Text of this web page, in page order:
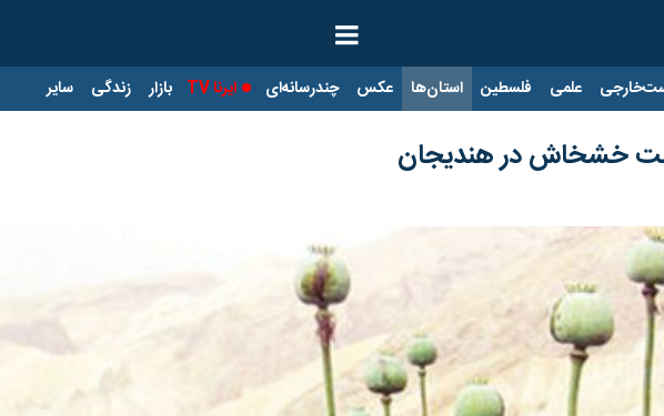
علمی فلسطین استان‌ها عکس چندرسانه‌ای ایرنا TV بازار زندگی سایر
خشخاش در هندیجان